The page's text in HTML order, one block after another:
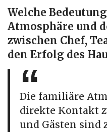
Welche
Atmosphäre und
zwischen Chef,
den Erfolg des
Die familiäre
direkte Kontakt
und Gästen sind